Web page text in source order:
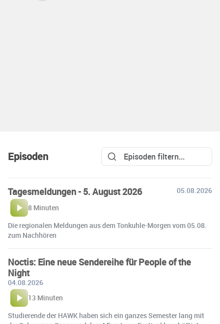
Episoden
Tagesmeldungen - 5. August 2026
05.08.2026
8 Minuten
Die regionalen Meldungen aus dem Tonkuhle-Morgen vom 05.08.
zum Nachhören
Noctis: Eine neue Sendereihe für People of the
Night
04.08.2026
13 Minuten
Studierende der HAWK haben sich ein ganzes Semester lang mit